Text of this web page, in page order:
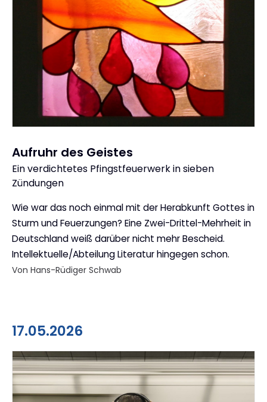
Aufruhr des Geistes
:
Ein verdichtetes Pfingstfeuerwerk in sieben
Zündungen
Wie war das noch einmal mit der Herabkunft Gottes in
Sturm und Feuerzungen? Eine Zwei-Drittel-Mehrheit in
Deutschland weiß darüber nicht mehr Bescheid.
Intellektuelle/Abteilung Literatur hingegen schon.
Von Hans-Rüdiger Schwab
17.05.2026